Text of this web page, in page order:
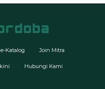
e-Katalog Join Mitra
Hubungi Kami